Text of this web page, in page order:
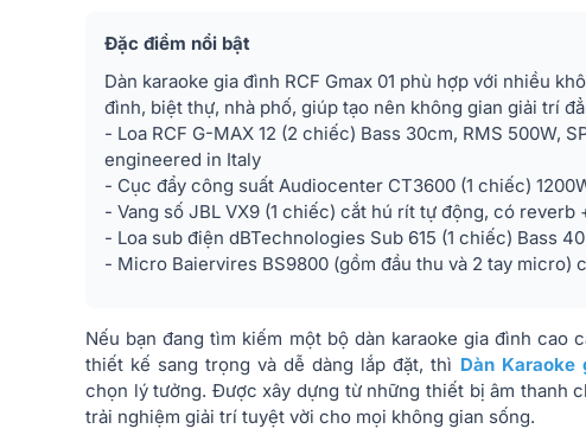
Đặc điểm nổi bật
Dàn karaoke gia đình RCF Gmax 01 phù hợp với nhiều
đình, biệt thự, nhà phố, giúp tạo nên không gian giải trí
- Loa RCF G-MAX 12 (2 chiếc) Bass 30cm, RMS 500W,
engineered in Italy
- Cục đẩy công suất Audiocenter CT3600 (1 chiếc)
- Vang số JBL VX9 (1 chiếc) cắt hú rít tự động, có reverb
- Loa sub điện dBTechnologies Sub 615 (1 chiếc) Bass
- Micro Baiervires BS9800 (gồm đầu thu và 2 tay micro)
Nếu bạn đang tìm kiếm một bộ dàn karaoke gia đình cao
thiết kế sang trọng và dễ dàng lắp đặt, thì Dàn Karaoke
chọn lý tưởng. Được xây dựng từ những thiết bị âm thanh
trải nghiệm giải trí tuyệt vời cho mọi không gian sống.